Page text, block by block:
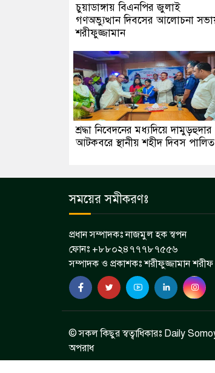
চুয়াডাঙ্গায় বিএনপির জুলাই
গণঅভ্যুত্থান দিবসের আলোচনা
শরীফুজ্জামান
শ্রদ্ধা নিবেদনের মধ্যদিয়ে দামুড়হুদার
আটকবরে স্থানীয় শহীদ দিবস পালিত
সময়ের সমীকরণঃ
প্রধান সম্পাদকঃ নাজমুল হক স্বপন
ফোনঃ +৮৮০২৪৭৭৭৮৭৫৫৬
সম্পাদক ও প্রকাশকঃ শরীফুজ্জামান শরীফ
© সকল কিছুর স্বত্বাধিকারঃ Daily
অপরাধ